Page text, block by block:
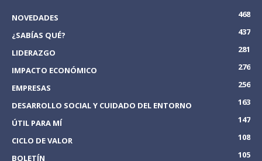
NOVEDADES
468
¿SABÍAS QUÉ?
437
LIDERAZGO
281
IMPACTO ECONÓMICO
276
EMPRESAS
256
DESARROLLO SOCIAL Y CUIDADO DEL ENTORNO
163
ÚTIL PARA MÍ
147
CICLO DE VALOR
108
BOLETÍN
105